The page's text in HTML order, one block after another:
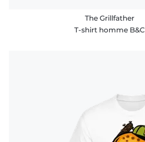
The Grillfather
T-shirt homme B&C